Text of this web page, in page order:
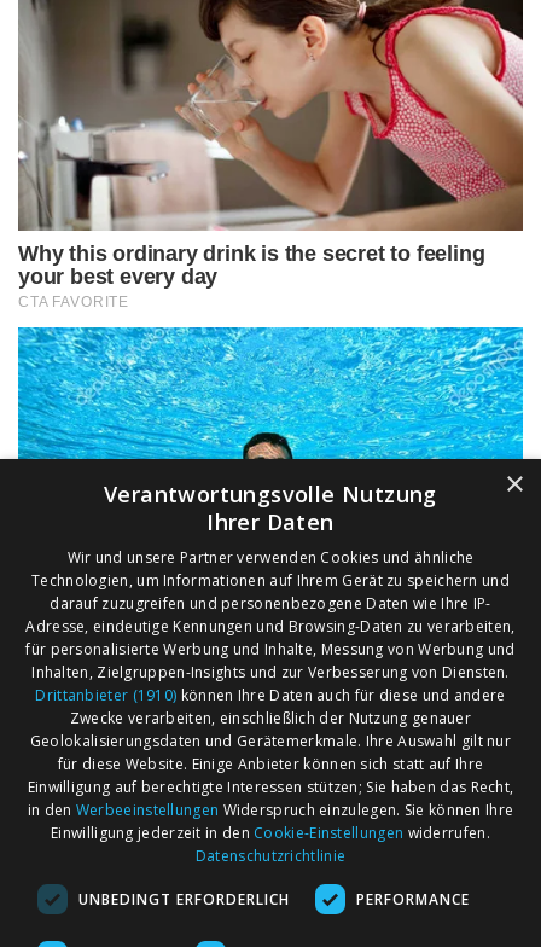
AGB
Impressum
Kontakt
Märkte nach Bundesländern
Märkte nach PLZ
Märkte nach Umkreis
Flohmarkt
×
Verantwortungsvolle Nutzung
Ihrer Daten
Wir und unsere Partner verwenden Cookies und ähnliche
Technologien, um Informationen auf Ihrem Gerät zu speichern und
darauf zuzugreifen und personenbezogene Daten wie Ihre IP-
Adresse, eindeutige Kennungen und Browsing-Daten zu verarbeiten,
für personalisierte Werbung und Inhalte, Messung von Werbung und
Inhalten, Zielgruppen-Insights und zur Verbesserung von Diensten.
Drittanbieter (1910) können Ihre Daten auch für diese und andere
Zwecke verarbeiten, einschließlich der Nutzung genauer
Geolokalisierungsdaten und Gerätemerkmale. Ihre Auswahl gilt nur
für diese Website. Einige Anbieter können sich statt auf Ihre
Einwilligung auf berechtigte Interessen stützen; Sie haben das Recht,
in den Werbeeinstellungen Widerspruch einzulegen. Sie können Ihre
Einwilligung jederzeit in den Cookie-Einstellungen widerrufen.
Datenschutzrichtlinie
UNBEDINGT ERFORDERLICH PERFORMANCE